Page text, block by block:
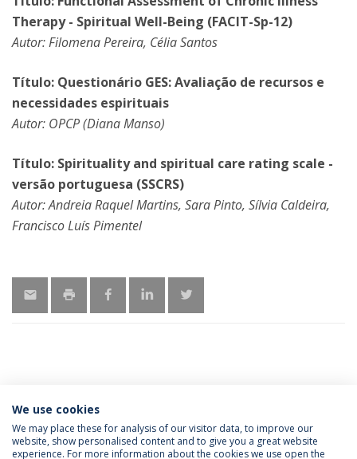
Therapy - Spiritual Well-Being (FACIT-Sp-12)
Autor: Filomena Pereira, Célia Santos
Título: Questionário GES: Avaliação de recursos e
necessidades espirituais
Autor: OPCP (Diana Manso)
Título: Spirituality and spiritual care rating scale -
versão portuguesa (SSCRS)
Autor: Andreia Raquel Martins, Sara Pinto, Sílvia Caldeira,
Francisco Luís Pimentel
LATEST NEWS
We use cookies
We may place these for analysis of our visitor data, to improve our
website, show personalised content and to give you a great website
experience. For more information about the cookies we use open the